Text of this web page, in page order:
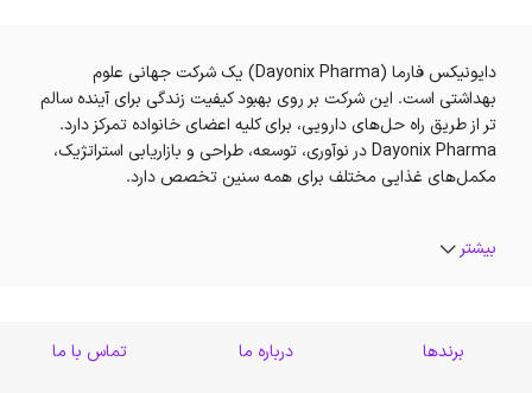
دایونیکس فارما (Dayonix Pharma) یک شرکت جهانی علوم
بهداشتی است. این شرکت بر روی بهبود کیفیت زندگی برای آینده سالم
تر از طریق راه حل‌های دارویی، برای کلیه اعضای خانواده تمرکز دارد.
Dayonix Pharma در نوآوری، توسعه، طراحی و بازاریابی استراتژیک،
مکمل‌های غذایی مختلف برای همه سنین تخصص دارد.
بیشتر
برندها درباره ما تماس با ما